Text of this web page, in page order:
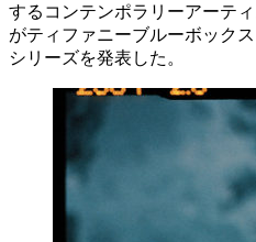
するコンテンポラリーアーテ
がティファニーブルーボック
シリーズを発表した。